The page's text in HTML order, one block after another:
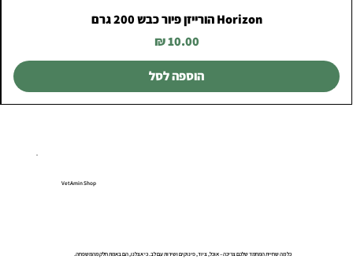
Horizon הורייזן פיור כבש 200 גרם
מחיר
הוספה לסל
VetAmin Shop
כל מה שחיית המחמד שלכם צריכה – אוכל, ציוד, פינוקים ושירות עם לב. כי אצלנו, הם באמת חלק מהמשפחה.